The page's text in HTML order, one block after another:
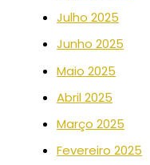
Julho 2025
Junho 2025
Maio 2025
Abril 2025
Março 2025
Fevereiro 2025